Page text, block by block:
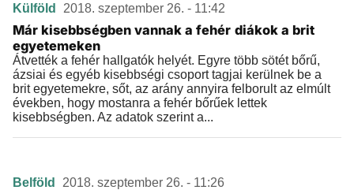
Külföld 2018. szeptember 26. - 11:42
Már kisebbségben vannak a fehér diákok a brit
egyetemeken
Átvették a fehér hallgatók helyét. Egyre több sötét bőrű,
ázsiai és egyéb kisebbségi csoport tagjai kerülnek be a
brit egyetemekre, sőt, az arány annyira felborult az elmúlt
években, hogy mostanra a fehér bőrűek lettek
kisebbségben. Az adatok szerint a...
Belföld 2018. szeptember 26. - 11:26